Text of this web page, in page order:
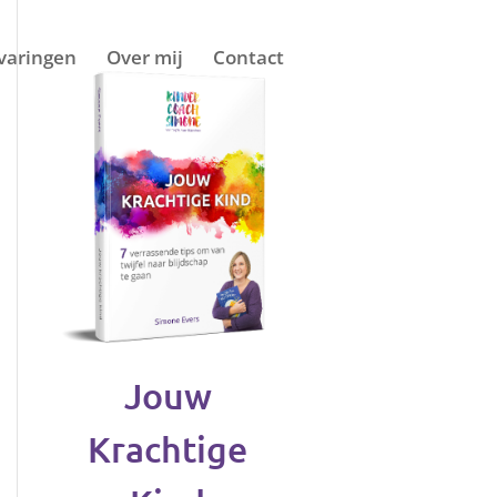
Over mij Contact
Jouw
Krachtige